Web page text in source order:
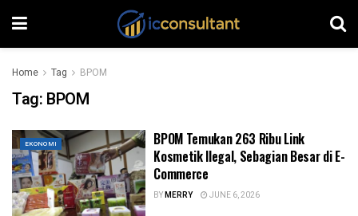
Home Tag BPOM
Tag: BPOM
EKONOMI
BPOM Temukan 263 Ribu Link
Kosmetik Ilegal, Sebagian Besar di E-
Commerce
BYMERRY JUNE 6, 2026